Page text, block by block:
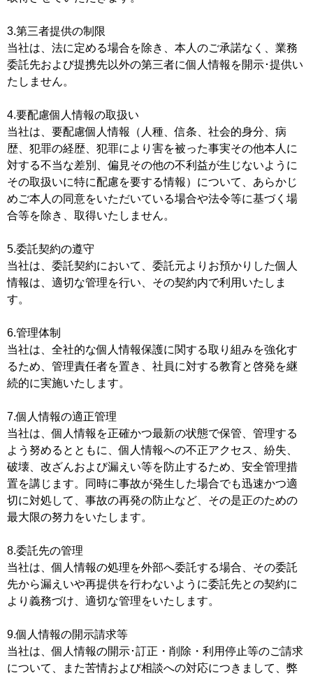
3.第三者提供の制限
当社は、法に定める場合を除き、本人のご承諾なく、業務
委託先および提携先以外の第三者に個人情報を開示･提供い
たしません。
4.要配慮個人情報の取扱い
当社は、要配慮個人情報（人種、信条、社会的身分、病
歴、犯罪の経歴、犯罪により害を被った事実その他本人に
対する不当な差別、偏見その他の不利益が生じないように
その取扱いに特に配慮を要する情報）について、あらかじ
めご本人の同意をいただいている場合や法令等に基づく場
合等を除き、取得いたしません。
5.委託契約の遵守
当社は、委託契約において、委託元よりお預かりした個人
情報は、適切な管理を行い、その契約内で利用いたしま
す。
6.管理体制
当社は、全社的な個人情報保護に関する取り組みを強化す
るため、管理責任者を置き、社員に対する教育と啓発を継
続的に実施いたします。
7.個人情報の適正管理
当社は、個人情報を正確かつ最新の状態で保管、管理する
よう努めるとともに、個人情報への不正アクセス、紛失、
破壊、改ざんおよび漏えい等を防止するため、安全管理措
置を講じます。同時に事故が発生した場合でも迅速かつ適
切に対処して、事故の再発の防止など、その是正のための
最大限の努力をいたします。
8.委託先の管理
当社は、個人情報の処理を外部へ委託する場合、その委託
先から漏えいや再提供を行わないように委託先との契約に
より義務づけ、適切な管理をいたします。
9.個人情報の開示請求等
当社は、個人情報の開示･訂正・削除・利用停止等のご請求
について、また苦情および相談への対応につきまして、弊